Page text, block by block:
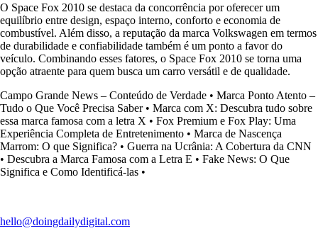
O Space Fox 2010 se destaca da concorrência por oferecer um
equilíbrio entre design, espaço interno, conforto e economia de
combustível. Além disso, a reputação da marca Volkswagen em termos
de durabilidade e confiabilidade também é um ponto a favor do
veículo. Combinando esses fatores, o Space Fox 2010 se torna uma
opção atraente para quem busca um carro versátil e de qualidade.
Campo Grande News – Conteúdo de Verdade • Marca Ponto Atento –
Tudo o Que Você Precisa Saber• Marca com X: Descubra tudo sobre
essa marca famosa com a letra X • Fox Premium e Fox Play: Uma
Experiência Completa de Entretenimento • Marca de Nascença
Marrom: O que Significa? • Guerra na Ucrânia: A Cobertura da CNN
• Descubra a Marca Famosa com a Letra E • Fake News: O Que
Significa e Como Identificá-las •
hello@doingdailydigital.com